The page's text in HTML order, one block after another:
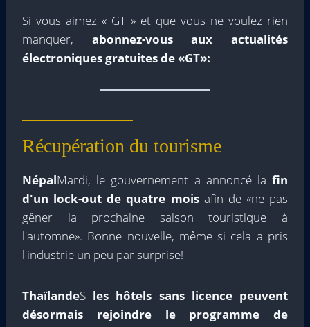
Si vous aimez « GT » et que vous ne voulez rien
manquer, abonnez-vous aux actualités
électroniques gratuites de «GT»:
Récupération du tourisme
NépalMardi, le gouvernement a annoncé la fin
d'un lock-out de quatre moisafin de «ne pas
gêner la prochaine saison touristique à
l'automne». Bonne nouvelle, même si cela a pris
l'industrie un peu par surprise!
ThaïlandeS les hôtels sans licence peuvent
désormais rejoindre le programme de